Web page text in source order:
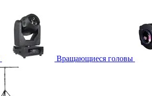
Вращающиеся головы